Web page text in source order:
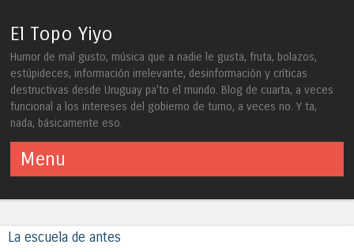
El Topo Yiyo
Humor de mal gusto, música que a nadie le gusta, fruta, bolazos,
estúpideces, información irrelevante, desinformación y críticas
destructivas desde Uruguay pa'to el mundo. Blog de cuarta, a veces
funcional a los intereses del gobierno de turno, a veces no. Y ta,
nada, básicamente eso.
Menu
La escuela de antes